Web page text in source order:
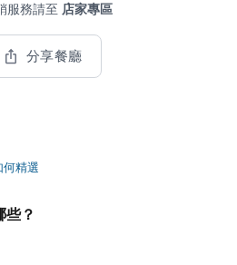
服務請至 店家專區
分享餐廳
何精選
些？